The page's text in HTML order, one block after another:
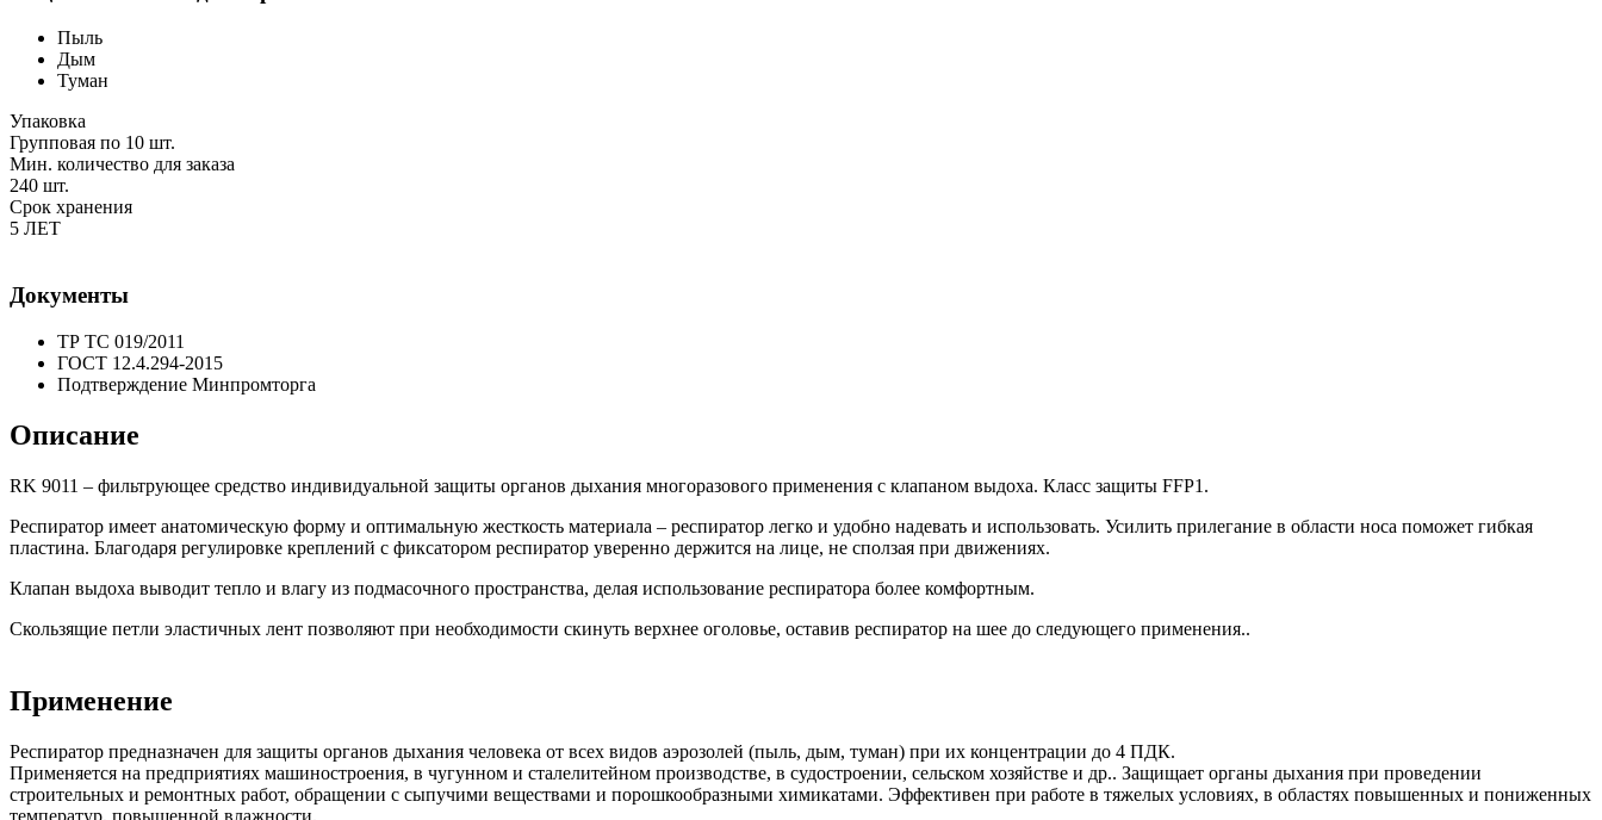
Пыль
Дым
Туман
Упаковка
Групповая по 10 шт.
Мин. количество для заказа
240 шт.
Срок хранения
5 ЛЕТ
Документы
ТР ТС 019/2011
ГОСТ 12.4.294-2015
Подтверждение Минпромторга
Описание
RK 9011 – фильтрующее средство индивидуальной защиты органов дыхания многоразового применения с клапаном выдоха. Класс защиты FFP1.
Респиратор имеет анатомическую форму и оптимальную жесткость материала – респиратор легко и удобно надевать и использовать. Усилить прилегание в области носа поможет гибкая
пластина. Благодаря регулировке креплений с фиксатором респиратор уверенно держится на лице, не сползая при движениях.
Клапан выдоха выводит тепло и влагу из подмасочного пространства, делая использование респиратора более комфортным.
Скользящие петли эластичных лент позволяют при необходимости скинуть верхнее оголовье, оставив респиратор на шее до следующего применения..
Применение
Респиратор предназначен для защиты органов дыхания человека от всех видов аэрозолей (пыль, дым, туман) при их концентрации до 4 ПДК.
Применяется на предприятиях машиностроения, в чугунном и сталелитейном производстве, в судостроении, сельском хозяйстве и др.. Защищает органы дыхания при проведении
строительных и ремонтных работ, обращении с сыпучими веществами и порошкообразными химикатами. Эффективен при работе в тяжелых условиях, в областях повышенных и пониженных
температур, повышенной влажности.